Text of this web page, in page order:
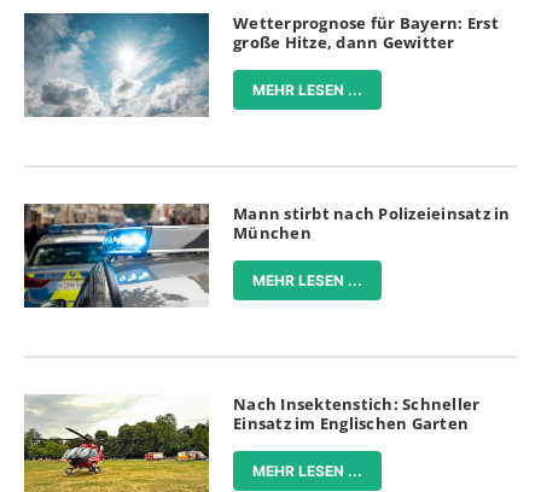
Wetterprognose für Bayern: Erst
große Hitze, dann Gewitter
MEHR LESEN ...
Mann stirbt nach Polizeieinsatz in
München
MEHR LESEN ...
Nach Insektenstich: Schneller
Einsatz im Englischen Garten
MEHR LESEN ...